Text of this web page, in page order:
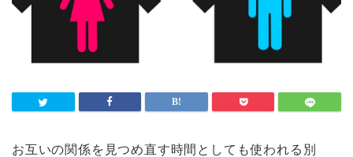
お互いの関係を見つめ直す時間としても使われる別